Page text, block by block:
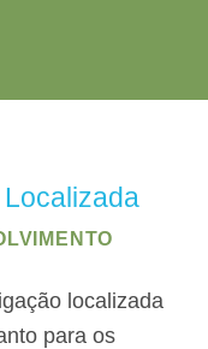
localizada
para os